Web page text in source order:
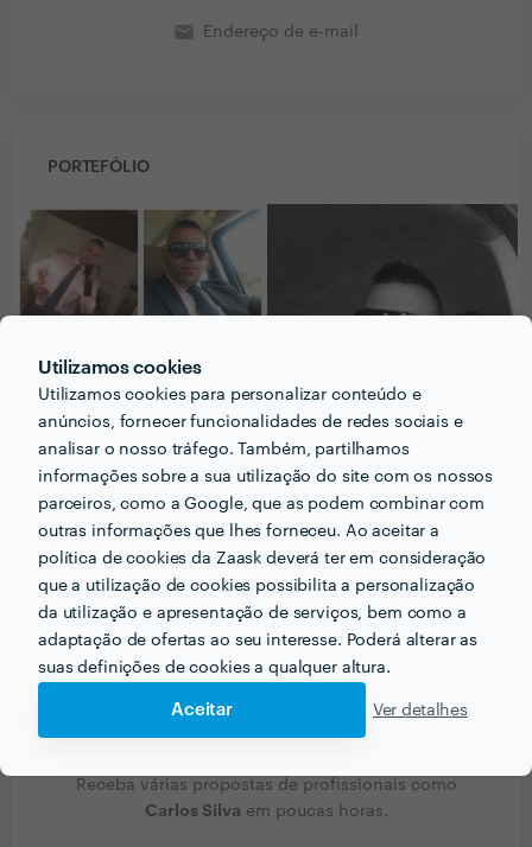
Utilizamos cookies
Utilizamos cookies para personalizar conteúdo e
anúncios, fornecer funcionalidades de redes sociais e
analisar o nosso tráfego. Também, partilhamos
informações sobre a sua utilização do site com os nossos
parceiros, como a Google, que as podem combinar com
outras informações que lhes forneceu. Ao aceitar a
política de cookies da Zaask deverá ter em consideração
que a utilização de cookies possibilita a personalização
da utilização e apresentação de serviços, bem como a
adaptação de ofertas ao seu interesse. Poderá alterar as
suas definições de cookies a qualquer altura.
Aceitar Ver detalhes
email Endereço de e-mail
PORTEFÓLIO
Receba várias propostas de profissionais como
Carlos Silva em poucas horas.